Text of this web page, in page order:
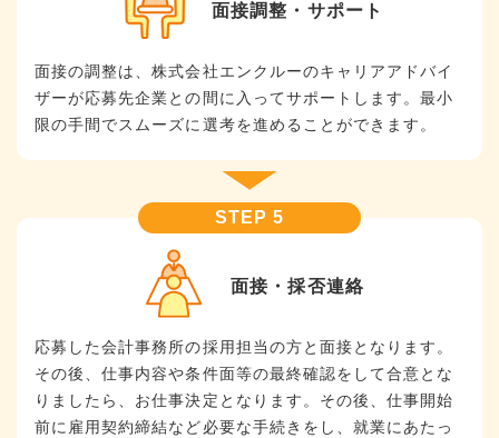
面接調整・サポート
面接の調整は、株式会社エンクルーのキャリアアドバイ
ザーが応募先企業との間に入ってサポートします。最小
限の手間でスムーズに選考を進めることができます。
面接・採否連絡
応募した会計事務所の採用担当の方と面接となります。
その後、仕事内容や条件面等の最終確認をして合意とな
りましたら、お仕事決定となります。その後、仕事開始
前に雇用契約締結など必要な手続きをし、就業にあたっ